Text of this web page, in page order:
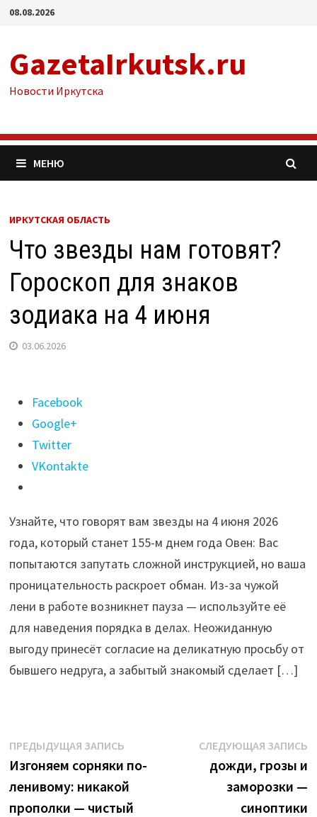
Перейти
08.08.2026
GazetaIrkutsk.ru
Новости Иркутска
МЕНЮ
ИРКУТСКАЯ ОБЛАСТЬ
Что звезды нам готовят?
Гороскоп для знаков
зодиака на 4 июня
03.06.2026
Поделиться
"Что
звезды
нам
готовят?
для
знаков
зодиака
на
4
июня"
Facebook
Google+
Twitter
VKontakte
Узнайте, что говорят вам звезды на 4 июня 2026
года, который станет 155-м днем года Овен: Вас
попытаются запутать сложной инструкцией, но ваша
проницательность раскроет обман. Из-за чужой
лени в работе возникнет пауза — используйте её
для наведения порядка в делах. Неожиданную
выгоду принесёт согласие на деликатную просьбу от
бывшего недруга, а забытый знакомый сделает […]
Навигация
по
записям
ПРЕДЫДУЩАЯ ЗАПИСЬПредыдущая
запись:
Изгоняем сорняки по-
ленивому: никакой
прополки — чистый
СЛЕДУЮЩАЯ ЗАПИСЬ
дожди, грозы и
заморозки —
синоптики